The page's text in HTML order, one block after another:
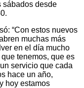
sábados desde
“Con estos nuevos
muchas más
en el día mucho
tenemos, que es
servicio que cada
hace un año,
hoy estamos